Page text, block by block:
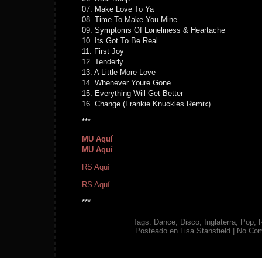
07. Make Love To Ya
08. Time To Make You Mine
09. Symptoms Of Loneliness & Heartache
10. Its Got To Be Real
11. First Joy
12. Tenderly
13. A Little More Love
14. Whenever Youre Gone
15. Everything Will Get Better
16. Change (Frankie Knuckles Remix)
***
MU Aquí
MU Aquí
RS Aquí
RS Aquí
***
Tags: Dance, Disco, Inglaterra, Pop,
Posteado en Lisa Stansfield No